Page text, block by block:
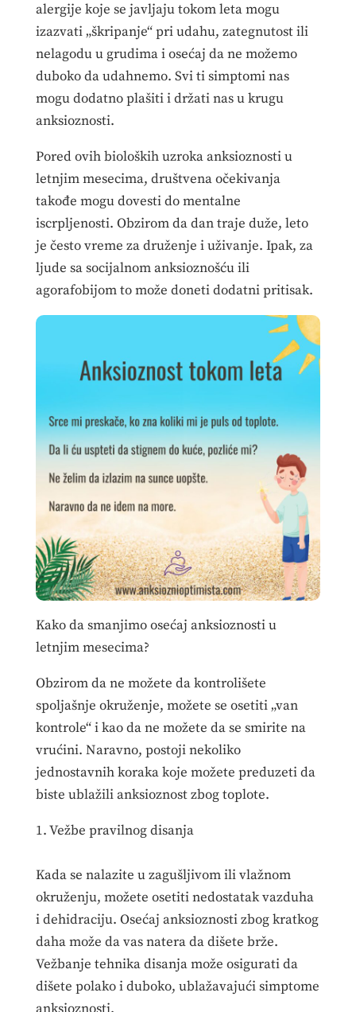
alergije koje se javljaju tokom leta mogu
izazvati „škripanje“ pri udahu, zategnutost ili
nelagodu u grudima i osećaj da ne možemo
duboko da udahnemo. Svi ti simptomi nas
mogu dodatno plašiti i držati nas u krugu
anksioznosti.
Pored ovih bioloških uzroka anksioznosti u
letnjim mesecima, društvena očekivanja
takođe mogu dovesti do mentalne
iscrpljenosti. Obzirom da dan traje duže, leto
je često vreme za druženje i uživanje. Ipak, za
ljude sa socijalnom anksioznošću ili
agorafobijom to može doneti dodatni pritisak.
Kako da smanjimo osećaj anksioznosti u
letnjim mesecima?
Obzirom da ne možete da kontrolišete
spoljašnje okruženje, možete se osetiti „van
kontrole“ i kao da ne možete da se smirite na
vrućini. Naravno, postoji nekoliko
jednostavnih koraka koje možete preduzeti da
biste ublažili anksioznost zbog toplote.
1. Vežbe pravilnog disanja
Kada se nalazite u zagušljivom ili vlažnom
okruženju, možete osetiti nedostatak vazduha
i dehidraciju. Osećaj anksioznosti zbog kratkog
daha može da vas natera da dišete brže.
Vežbanje tehnika disanja može osigurati da
dišete polako i duboko, ublažavajući simptome